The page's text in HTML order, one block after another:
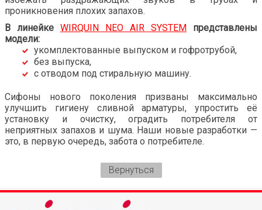
проникновения плохих запахов.
В линейке WIRQUIN NEO AIR SYSTEM представлены
модели:
укомплектованные выпуском и гофротрубой,
без выпуска,
с отводом под стиральную машину.
Сифоны нового поколения призваны максимально
улучшить гигиену сливной арматуры, упростить её
установку и очистку, оградить потребителя от
неприятных запахов и шума. Наши новые разработки —
это, в первую очередь, забота о потребителе.
Вернуться